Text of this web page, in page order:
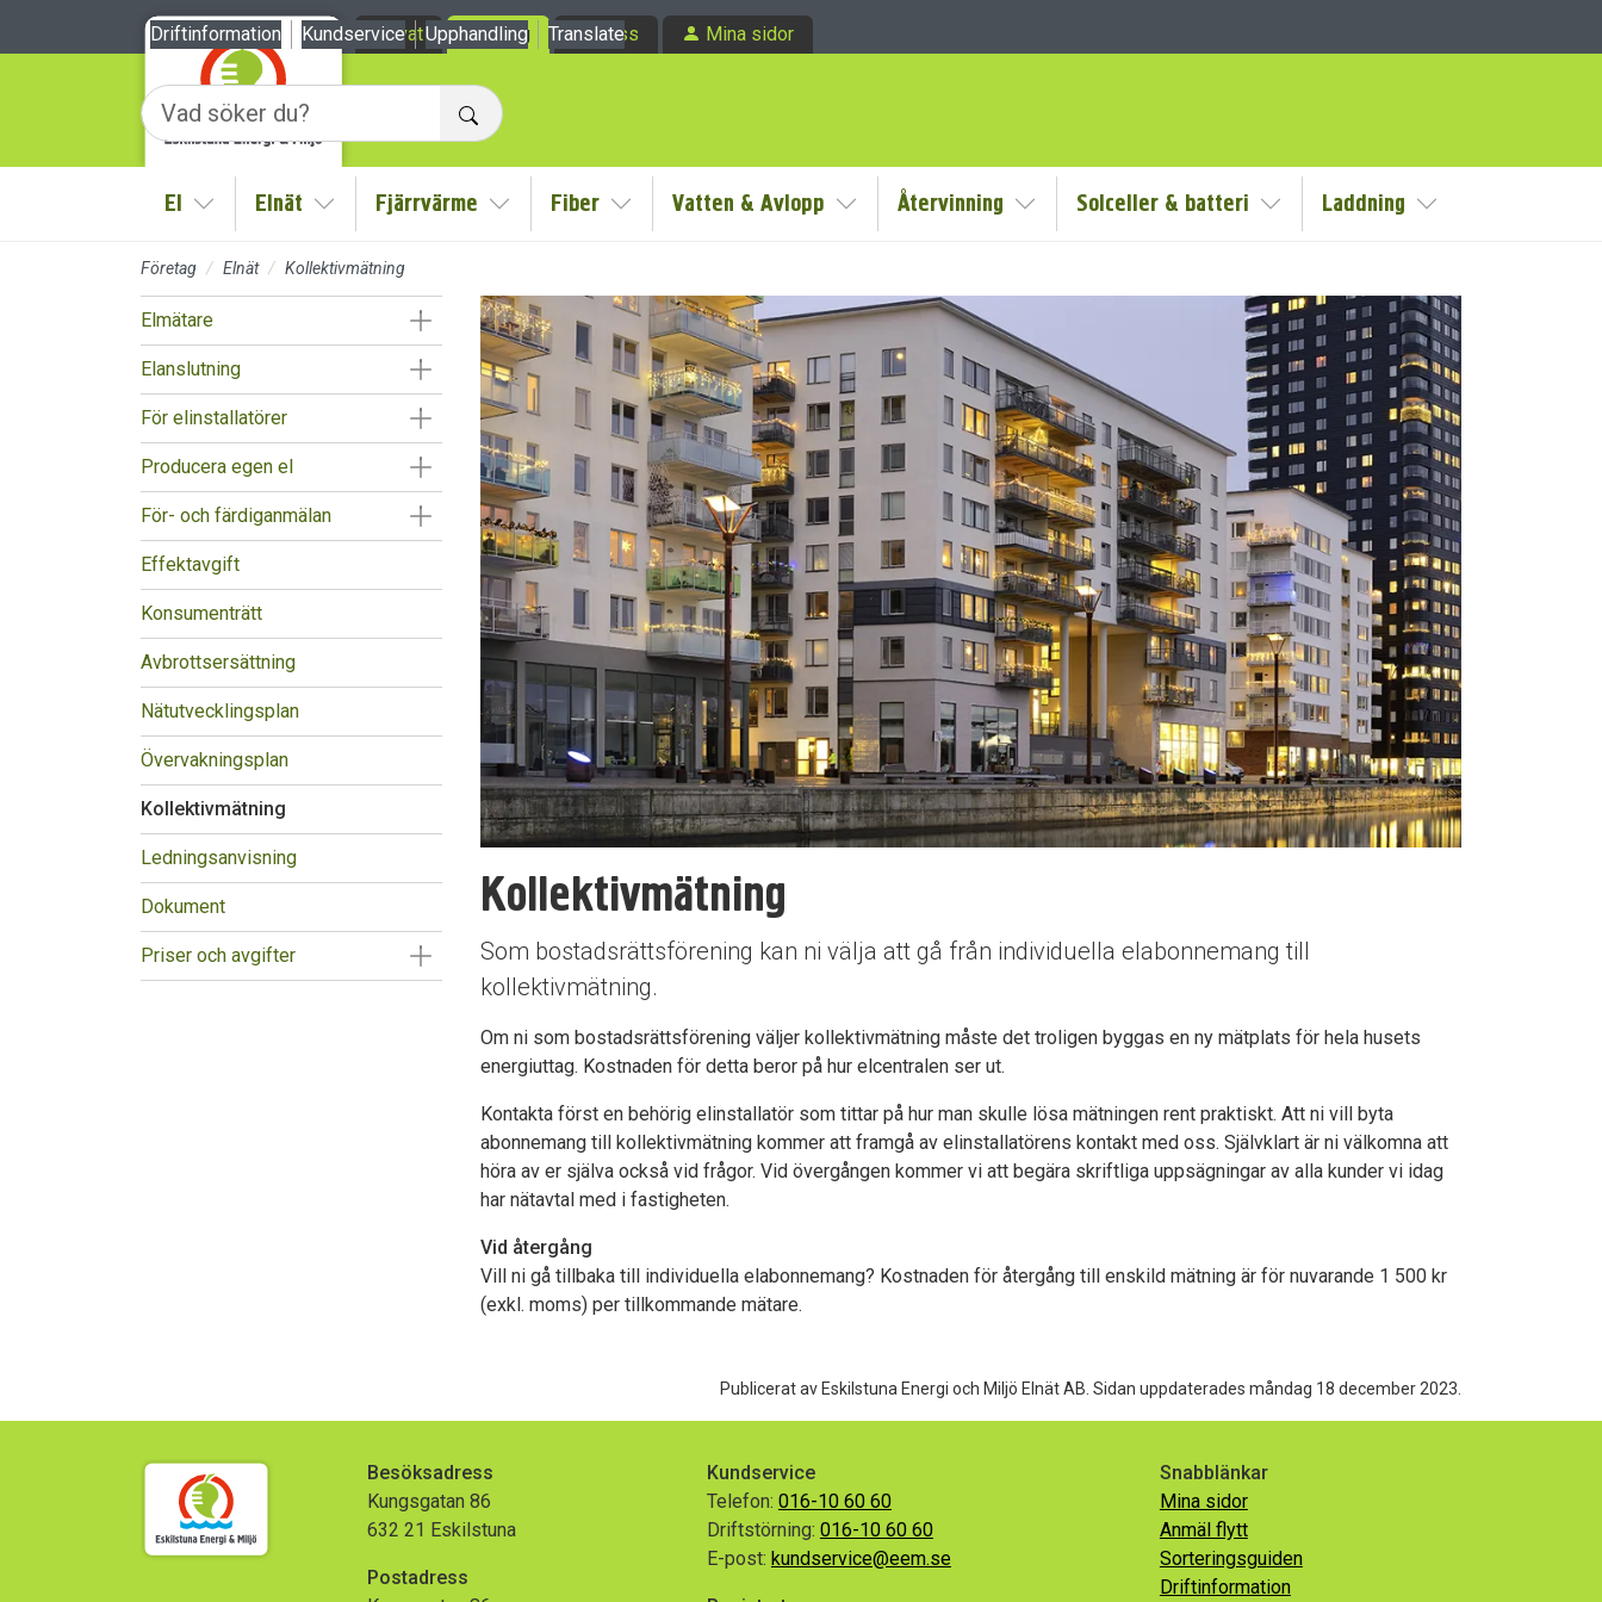
Till sidans huvudinnehåll
Privat
Företag Om oss Mina sidor
Sök
El Visa/Göm undermeny
Elnät Visa/Göm undermeny
Fjärrvärme Visa/Göm undermeny
Fiber Visa/Göm undermeny
Vatten & Avlopp Visa/Göm undermeny
Återvinning Visa/Göm undermeny
Solceller & batteri Visa/Göm undermeny
Laddning Visa/Göm
Driftinformation Kundservice Upphandling Translate
Företag Elnät Kollektivmätning
Elmätare Visa/Göm undermeny
Elanslutning Visa/Göm undermeny
För elinstallatörer Visa/Göm undermeny
Producera egen el Visa/Göm undermeny
För- och färdiganmälan Visa/Göm undermeny
Effektavgift
Konsumenträtt
Avbrottsersättning
Nätutvecklingsplan
Övervakningsplan
Kollektivmätning
Ledningsanvisning
Dokument
Priser och avgifter Visa/Göm undermeny
Kollektivmätning
Som bostadsrättsförening kan ni välja att gå från individuella elabonnemang till
kollektivmätning.
Om ni som bostadsrättsförening väljer kollektivmätning måste det troligen byggas en ny mätplats för hela husets
energiuttag. Kostnaden för detta beror på hur elcentralen ser ut.
Kontakta först en behörig elinstallatör som tittar på hur man skulle lösa mätningen rent praktiskt. Att ni vill byta
abonnemang till kollektivmätning kommer att framgå av elinstallatörens kontakt med oss. Självklart är ni välkomna att
höra av er själva också vid frågor. Vid övergången kommer vi att begära skriftliga uppsägningar av alla kunder vi idag
har nätavtal med i fastigheten.
Vid återgång
Vill ni gå tillbaka till individuella elabonnemang? Kostnaden för återgång till enskild mätning är för nuvarande 1 500 kr
(exkl. moms) per tillkommande mätare.
Publicerat av Eskilstuna Energi och Miljö Elnät AB. Sidan uppdaterades måndag 18 december 2023.
Besöksadress
Kungsgatan 86
632 21 Eskilstuna
Postadress
Kundservice
Telefon: 016-10 60 60
Driftstörning: 016-10 60 60
E-post: kundservice@eem.se
Snabblänkar
Mina sidor
Anmäl flytt
Sorteringsguiden
Driftinformation